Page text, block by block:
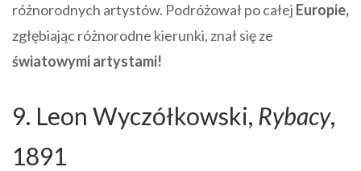
różnorodnych artystów. Podróżował po całej Europie,
zgłębiając różnorodne kierunki, znał się ze
światowymi artystami!
9. Leon Wyczółkowski, Rybacy,
1891